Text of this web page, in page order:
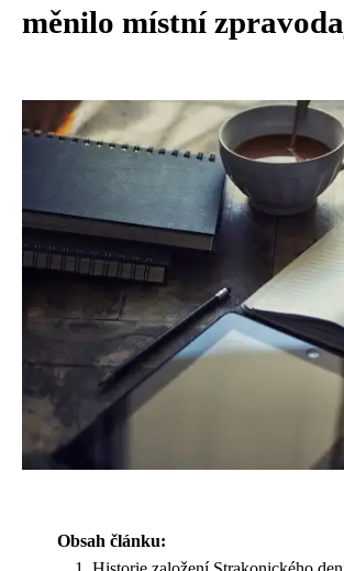
měnilo místní
Obsah článku: